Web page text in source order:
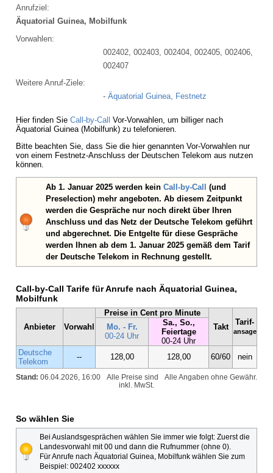
Anrufziel:
Äquatorial Guinea, Mobilfunk
Vorwahlen:
002402, 002403, 002404, 002405, 002406,
002407
Weitere Anruf-Ziele:
- Äquatorial Guinea, Festnetz
Hier finden Sie Call-by-Call Vor-Vorwahlen, um billiger nach
Äquatorial Guinea (Mobilfunk) zu telefonieren.
Bitte beachten Sie, dass Sie die hier genannten Vor-Vorwahlen nur
von einem Festnetz-Anschluss der Deutschen Telekom aus nutzen
können.
Ab 1. Januar 2025 werden kein Call-by-Call (und
Preselection) mehr angeboten. Ab diesem Zeitpunkt
werden die Gespräche nur noch direkt über Ihren
Anschluss und das Netz der Deutsche Telekom geführt
und abgerechnet. Die Entgelte für diese Gespräche
werden Ihnen ab dem 1. Januar 2025 gemäß dem Tarif
der Deutsche Telekom in Rechnung gestellt.
Call-by-Call Tarife für Anrufe nach Äquatorial Guinea,
Mobilfunk
Anbieter Vorwahl
Preise in Cent pro Minute
Takt
Tarif-
ansage
Mo. - Fr.
00-24 Uhr
Sa., So.,
Feiertage
00-24 Uhr
Deutsche
Telekom
-- 128,00 128,00 60/60 nein
Stand: 06.04.2026, 16:00 Alle Angaben ohne Gewähr.
Alle Preise sind
inkl. MwSt.
So wählen Sie
Bei Auslandsgesprächen wählen Sie immer wie folgt: Zuerst die
Landesvorwahl mit 00 und dann die Rufnummer (ohne 0).
Für Anrufe nach Äquatorial Guinea, Mobilfunk wählen Sie zum
Beispiel: 002402 xxxxxx